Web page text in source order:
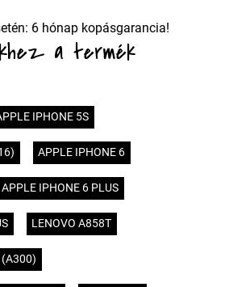
6 hónap kopásgarancia!
a termék
IPHONE 5S
APPLE IPHONE 6
APPLE IPHONE 6 PLUS
LENOVO A858T
(A300)